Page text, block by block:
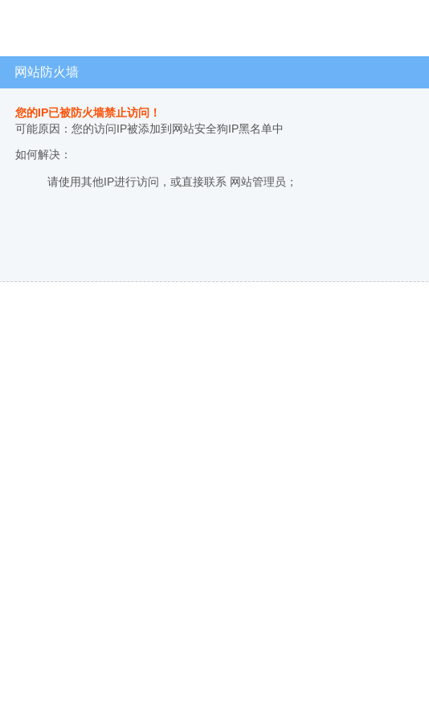
网站防火墙
您的IP已被防火墙禁止访问！
可能原因：您的访问IP被添加到网站安全狗IP黑名单中
如何解决：
请使用其他IP进行访问，或直接联系 网站管理员；